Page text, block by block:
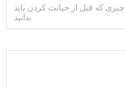
۱۴ چیزی که قبل از خیانت کردن باید
بدانید